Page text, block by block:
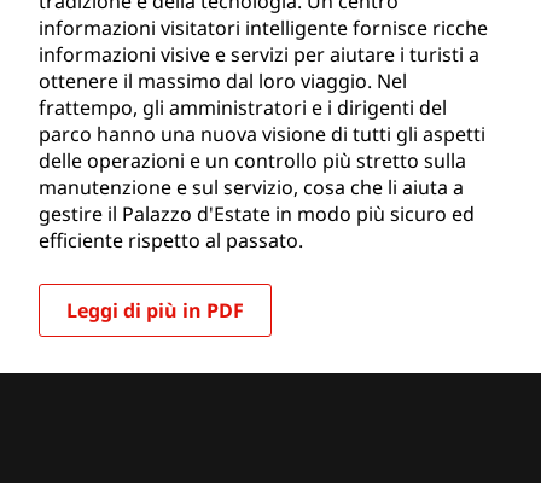
informazioni visitatori intelligente fornisce ricche
informazioni visive e servizi per aiutare i turisti a
ottenere il massimo dal loro viaggio. Nel
frattempo, gli amministratori e i dirigenti del
parco hanno una nuova visione di tutti gli aspetti
delle operazioni e un controllo più stretto sulla
manutenzione e sul servizio, cosa che li aiuta a
gestire il Palazzo d'Estate in modo più sicuro ed
efficiente rispetto al passato.
Leggi di più in PDF